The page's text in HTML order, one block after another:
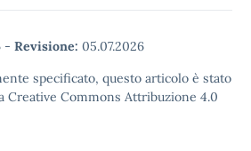
- Revisione: 05.07.2026
specificato, questo articolo è stato
Creative Commons Attribuzione 4.0